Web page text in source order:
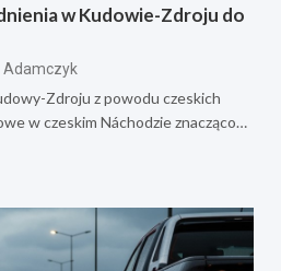
w Kudowie-Zdroju do
Adamczyk
Zdroju z powodu czeskich
w czeskim Náchodzie znacząco…